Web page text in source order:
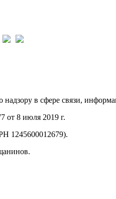
надзору в сфере связи,
8 июля 2019 г.
1245600012679).